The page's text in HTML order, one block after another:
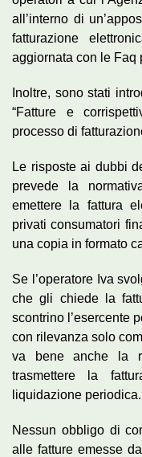
all’interno di
fatturazione
aggiornata con le Faq
Inoltre, sono stati
“Fatture e
processo di
Le risposte ai dubbi
prevede la
emettere la fattura
privati consumatori
una copia in formato
Se l’operatore Iva
che gli chiede la
scontrino l’esercente
con rilevanza solo
va bene anche la
trasmettere la
liquidazione periodica.
Nessun obbligo di
alle fatture emesse